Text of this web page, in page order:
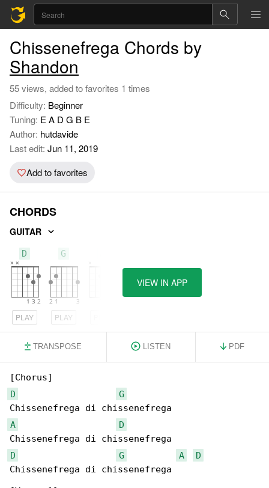
Chissenefrega Chords by
Shandon
55 views, added to favorites 1 times
Difficulty: Beginner
Tuning: E A D G B E
Author: hutdavide
Last edit: Jun 11, 2019
Add to favorites
CHORDS
GUITAR
D
PLAY
G
PLAY
VIEW IN APP
TRANSPOSE LISTEN PDF
D
G
A
D
D
G A
D
Chissenefrega di chissenefrega